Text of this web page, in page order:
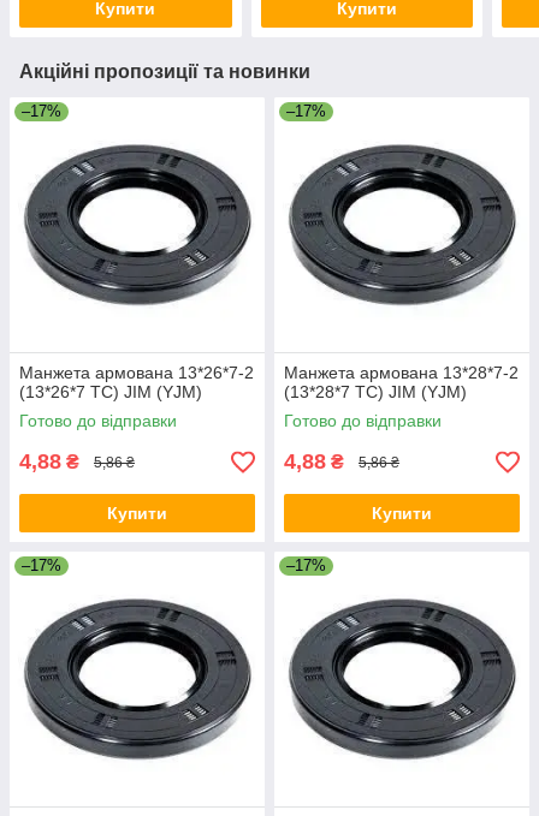
Купити Купити
Акційні пропозиції та новинки
–17%
Манжета армована 13*26*7-2
(13*26*7 TC) JIM (YJM)
Готово до відправки
4,88 ₴ 5,86 ₴
Купити
–17%
Манжета армована 13*28*7-2
(13*28*7 TC) JIM (YJM)
Готово до відправки
4,88 ₴ 5,86 ₴
Купити
–17% –17%